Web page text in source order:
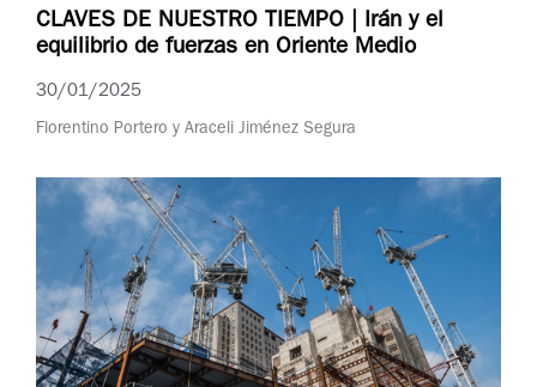
CLAVES DE NUESTRO TIEMPO | Irán y el
equilibrio de fuerzas en Oriente Medio
30/01/2025
Florentino Portero y Araceli Jiménez Segura